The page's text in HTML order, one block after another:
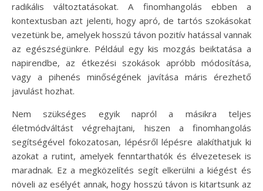
radikális változtatásokat. A finomhangolás ebben a
kontextusban azt jelenti, hogy apró, de tartós szokásokat
vezetünk be, amelyek hosszú távon pozitív hatással vannak
az egészségünkre. Például egy kis mozgás beiktatása a
napirendbe, az étkezési szokások apróbb módosítása,
vagy a pihenés minőségének javítása máris érezhető
javulást hozhat.
Nem szükséges egyik napról a másikra teljes
életmódváltást végrehajtani, hiszen a finomhangolás
segítségével fokozatosan, lépésről lépésre alakíthatjuk ki
azokat a rutint, amelyek fenntarthatók és élvezetesek is
maradnak. Ez a megközelítés segít elkerülni a kiégést és
növeli az esélyét annak, hogy hosszú távon is kitartsunk az